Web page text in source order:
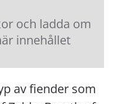
och ladda om
innehållet
av fiender som